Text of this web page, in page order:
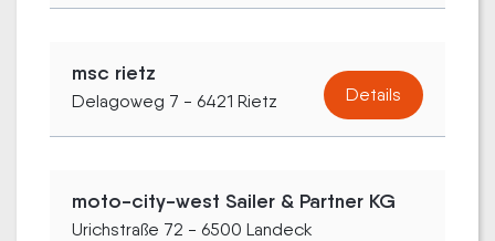
msc rietz
Delagoweg 7 - 6421 Rietz Details
moto-city-west Sailer & Partner KG
Urichstraße 72 - 6500 Landeck